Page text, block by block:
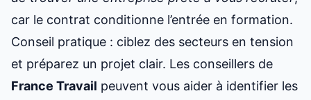
car le contrat conditionne l’entrée en formation.
Conseil pratique : ciblez des secteurs en tension
et préparez un projet clair. Les conseillers de
France Travail peuvent vous aider à identifier les